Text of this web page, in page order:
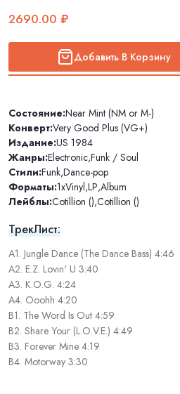
2690.00 ₽
Добавить В Корзину
Состояние:Near Mint (NM or M-)
Конверт:Very Good Plus (VG+)
Издание:US 1984
Жанры:Electronic,Funk / Soul
Стили:Funk,Dance-pop
Форматы:1xVinyl,LP,Album
Лейблы:Cotillion (),Cotillion ()
ТрекЛист:
A1. Jungle Dance (The Dance Bass) 4:46
A2. E.Z. Lovin' U 3:40
A3. K.O.G. 4:24
A4. Ooohh 4:20
B1. The Word Is Out 4:59
B2. Share Your (L.O.V.E.) 4:49
B3. Forever Mine 4:19
B4. Motorway 3:30